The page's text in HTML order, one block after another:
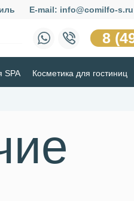
E-mail: info@comilfo-s.ru
8
SPA Косметика для гостиниц